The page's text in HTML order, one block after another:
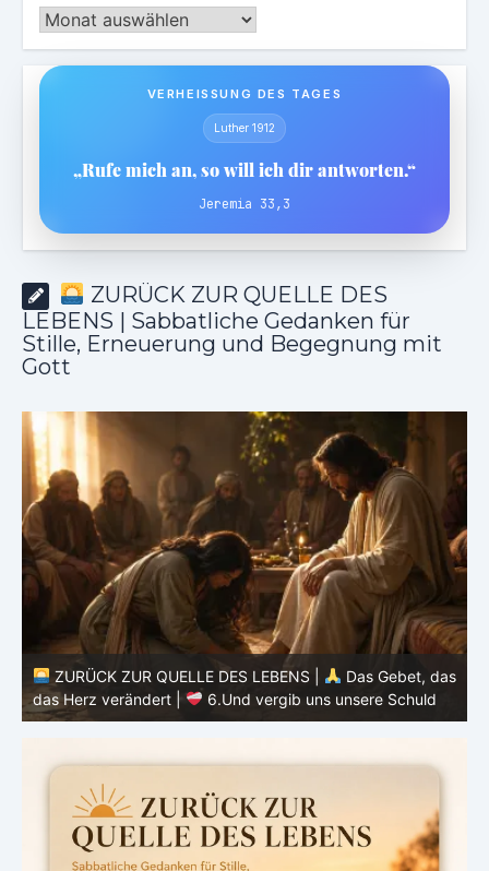
Archiv
VERHEISSUNG DES TAGES
Luther 1912
„Rufe mich an, so will ich dir antworten.“
Jeremia 33,3
ZURÜCK ZUR QUELLE DES
LEBENS | Sabbatliche Gedanken für
Stille, Erneuerung und Begegnung mit
Gott
ZURÜCK ZUR QUELLE DES LEBENS |
Das Gebet, das
das Herz verändert |
5.Unser tägliches Brot gib uns
heute